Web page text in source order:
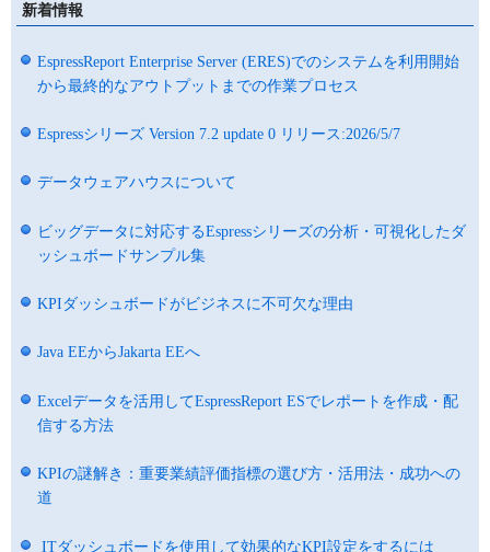
新着情報
EspressReport Enterprise Server (ERES)でのシステムを利用開始
から最終的なアウトプットまでの作業プロセス
Espressシリーズ Version 7.2 update 0 リリース:2026/5/7
データウェアハウスについて
ビッグデータに対応するEspressシリーズの分析・可視化したダ
ッシュボードサンプル集
KPIダッシュボードがビジネスに不可欠な理由
Java EEからJakarta EEへ
Excelデータを活用してEspressReport ESでレポートを作成・配
信する方法
KPIの謎解き：重要業績評価指標の選び方・活用法・成功への
道
ITダッシュボードを使用して効果的なKPI設定をするには